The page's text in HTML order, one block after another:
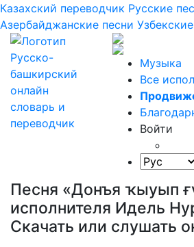
Казахский переводчик Русские
Азербайджанские песни
Музыка
Все
Войти
Песня «Донъя ҡыуып
исполнителя Идель
Скачать или слушать